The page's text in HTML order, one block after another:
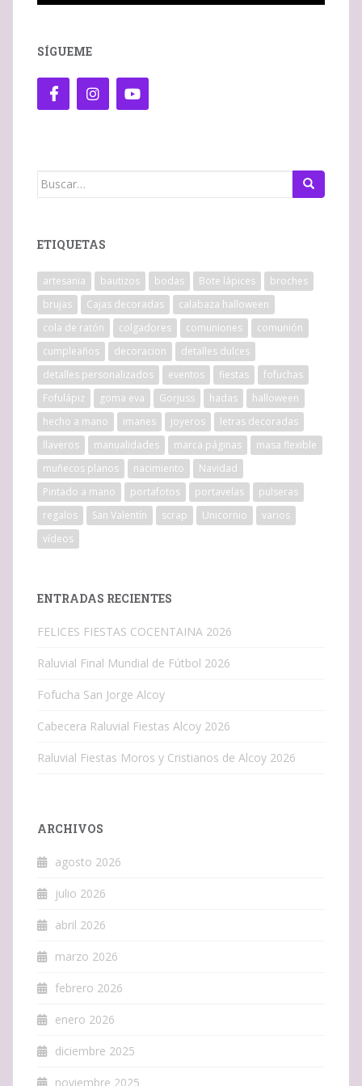
SÍGUEME
Buscar:
ETIQUETAS
artesania bautizos bodas Bote lápices
broches
brujas
Cajas decoradas
calabaza halloween
cola de ratón
colgadores comuniones
comunión
cumpleaños
decoracion
detalles dulces
detalles personalizados
eventos fiestas
fofuchas
Fofulápiz
goma eva Gorjuss hadas
halloween
hecho a mano
imanes joyeros
letras decoradas
llaveros
manualidades marca páginas
masa flexible
muñecos planos
nacimiento
Navidad
Pintado a mano
portafotos portavelas
pulseras
regalos
San Valentín scrap Unicornio
varios
vídeos
ENTRADAS RECIENTES
FELICES FIESTAS COCENTAINA 2026
Raluvial Final Mundial de Fútbol 2026
Fofucha San Jorge Alcoy
Cabecera Raluvial Fiestas Alcoy 2026
Raluvial Fiestas Moros y Cristianos de Alcoy 2026
ARCHIVOS
agosto 2026
julio 2026
abril 2026
marzo 2026
febrero 2026
enero 2026
diciembre 2025
noviembre 2025